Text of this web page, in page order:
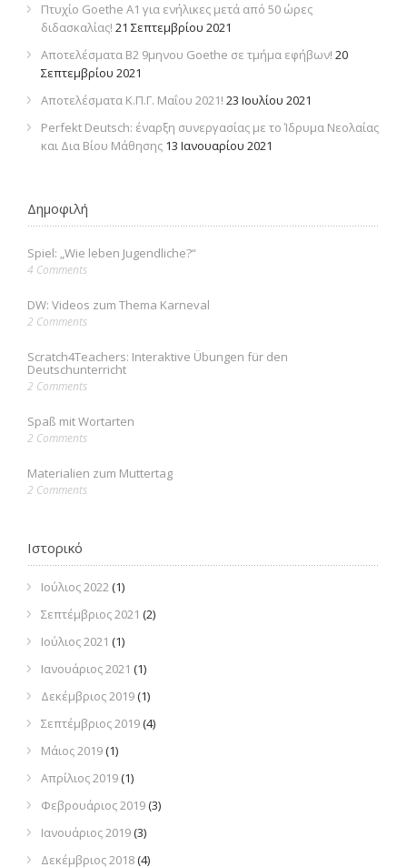
Πτυχίο Goethe Α1 για ενήλικες μετά από 50 ώρες
διδασκαλίας! 21 Σεπτεμβρίου 2021
Αποτελέσματα Β2 9μηνου Goethe σε τμήμα εφήβων! 20
Σεπτεμβρίου 2021
Αποτελέσματα Κ.Π.Γ. Μαΐου 2021! 23 Ιουλίου 2021
Perfekt Deutsch: έναρξη συνεργασίας με το Ίδρυμα Νεολαίας
και Δια Βίου Μάθησης 13 Ιανουαρίου 2021
Δημοφιλή
Spiel: „Wie leben Jugendliche?“
4 Comments
DW: Videos zum Thema Karneval
2 Comments
Scratch4Teachers: Interaktive Übungen für den
Deutschunterricht
2 Comments
Spaß mit Wortarten
2 Comments
Materialien zum Muttertag
2 Comments
Ιστορικό
Ιούλιος 2022(1)
Σεπτέμβριος 2021 (2)
Ιούλιος 2021 (1)
Ιανουάριος 2021 (1)
Δεκέμβριος 2019(1)
Σεπτέμβριος 2019(4)
Μάιος 2019(1)
Απρίλιος 2019(1)
Φεβρουάριος 2019(3)
Ιανουάριος 2019(3)
Δεκέμβριος 2018(4)